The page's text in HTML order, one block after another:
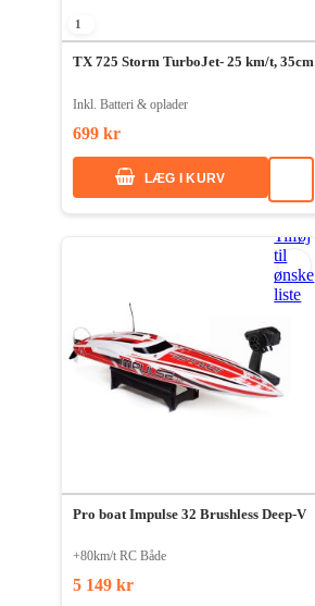
1
TX 725 Storm TurboJet- 25 km/t, 35cm
Inkl. Batteri & oplader
699 kr
LÆG I KURV
Tilføj
til
ønske
liste
Pro boat Impulse 32 Brushless Deep-V
+80km/t RC Både
5 149 kr